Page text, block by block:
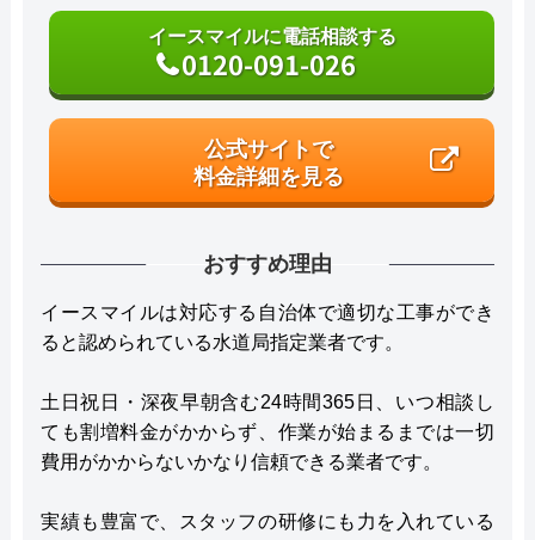
イースマイルに電話相談する
0120-091-026
公式サイトで
料金詳細を見る
おすすめ理由
イースマイルは対応する自治体で適切な工事ができ
ると認められている水道局指定業者です。
土日祝日・深夜早朝含む24時間365日、いつ相談し
ても割増料金がかからず、作業が始まるまでは一切
費用がかからないかなり信頼できる業者です。
実績も豊富で、スタッフの研修にも力を入れている